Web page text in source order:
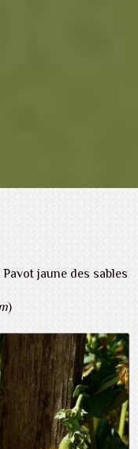
jaune des sables
)